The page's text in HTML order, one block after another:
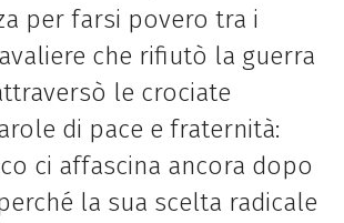
per farsi povero tra i
che rifiutò la guerra
le crociate
di pace e fraternità:
ci affascina ancora dopo
la sua scelta radicale